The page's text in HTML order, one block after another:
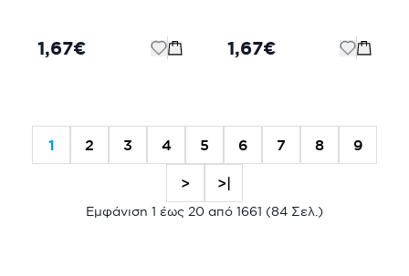
1,67€ 1,67€
1 2 3 4 5 6 7 8 9
> >|
Εμφάνιση 1 έως 20 από 1661 (84 Σελ.)